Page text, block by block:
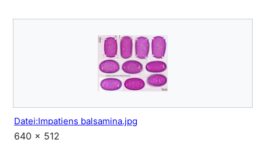
Datei:Impatiens balsamina.jpg
640 × 512